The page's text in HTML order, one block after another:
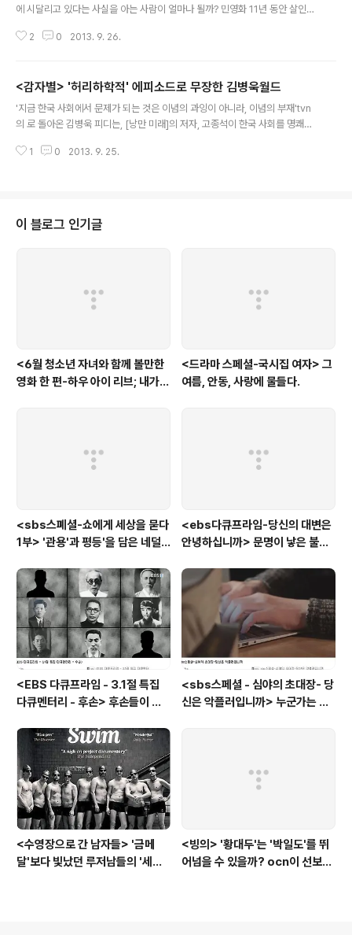
에 시달리고 있다는 사실을 아는 사람이 얼마나 될까? 민영화 11년 동안 살인적
될까? 오히려, KT의 자살은 몰라도, 애플 대만 자회사의 자살자 증가 사실을 더
체에서 이와 관련된 사실 보도에 침묵을 지키기 때문에, 사람들은 정작 같은 하
늘을 지고 사는 사람들이 어떤 고통을 받는지 무감하게 지내다, 자기에게 그 문
제가 닥쳐야, 세상이 이렇게 무섭구나 하게 되는 것이다. (사진; 시사저널) 그러
2 0 2013. 9. 26.
<감자별> '허리하학적' 에피소드로 무장한 김병욱월드
'지금 한국 사회에서 문제가 되는 것은 이념의 과잉이 아니라, 이념의 부재'tvn
의 로 돌아온 김병욱 피디는, [낭만 미래]의 저자, 고종석이 한국 사회를 명쾌하
니 '허리하학적' 방법으로 풍자하고 있다. 이란 시트콤을 알리는 광고가 끝나자
전자의 대표이지만, 그의 모든 고민은 오로지 시원하게 오줌을 누는 것요, 그를
위해, 어린 여사원 앞이건, 아들 앞이건, 늙으신 아버지 앞에서건 바지를 열기를
1 0 2013. 9. 25.
이 블로그 인기글
<6월 청소년 자녀와 함께 볼만한
영화 한 편-하우 아이 리브; 내가
<드라마 스페셜-국시집 여자> 그
여름, 안동, 사랑에 물들다.
<sbs스폐셜-쇼에게 세상을 묻다
1부> '관용'과 평등'을 담은 네덜
<ebs다큐프라임-당신의 대변은
안녕하십니까> 문명이 낳은 불치
<EBS 다큐프라임 - 3.1절 특집
다큐멘터리 - 후손> 후손들이 말
고 후손들이 짊어진 삶의 무게
<sbs스페셜 - 심야의 초대장- 당
신은 악플러입니까> 누군가는 강
<수영장으로 간 남자들> '금메
달'보다 빛났던 루저남들의 '세라
<빙의> '황대두'는 '박일도'를 뛰
어넘을 수 있을까? ocn이 선보인